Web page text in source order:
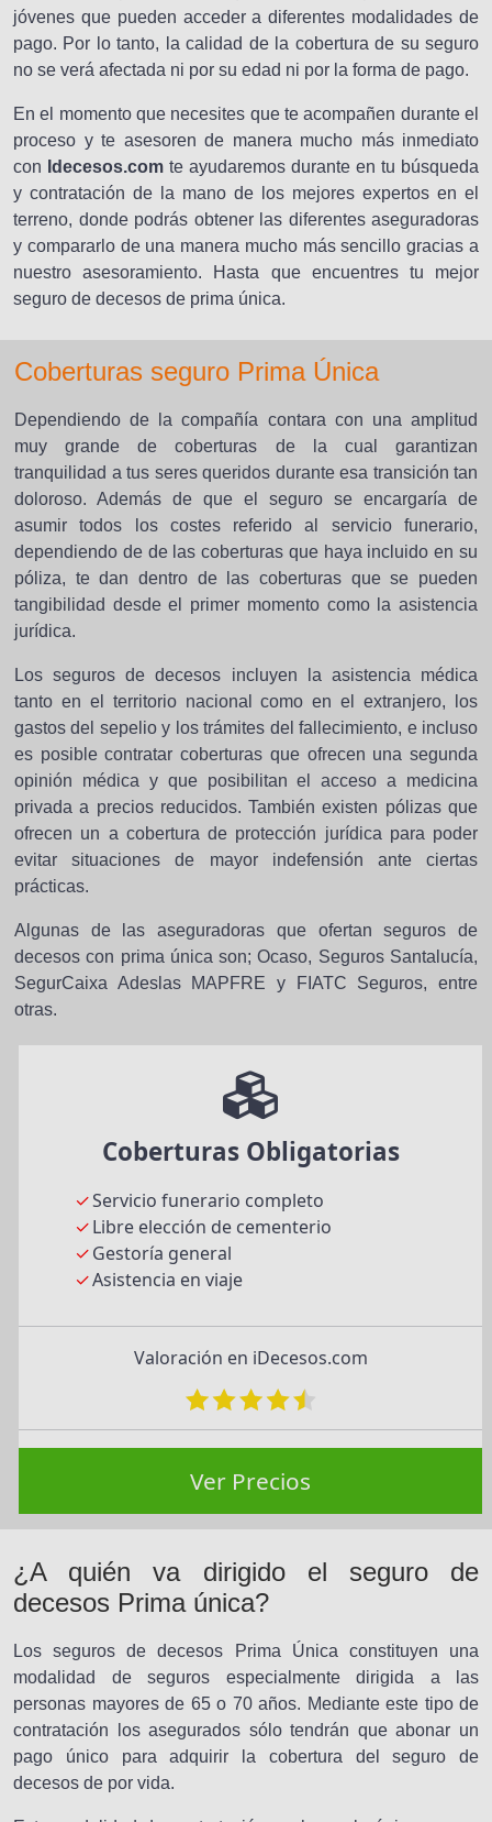
jóvenes que pueden acceder a diferentes modalidades de
pago. Por lo tanto, la calidad de la cobertura de su seguro
no se verá afectada ni por su edad ni por la forma de pago.
En el momento que necesites que te acompañen durante el
proceso y te asesoren de manera mucho más inmediato
con Idecesos.com te ayudaremos durante en tu búsqueda
y contratación de la mano de los mejores expertos en el
terreno, donde podrás obtener las diferentes aseguradoras
y compararlo de una manera mucho más sencillo gracias a
nuestro asesoramiento. Hasta que encuentres tu mejor
seguro de decesos de prima única.
Coberturas seguro Prima Única
Dependiendo de la compañía contara con una amplitud
muy grande de coberturas de la cual garantizan
tranquilidad a tus seres queridos durante esa transición tan
doloroso. Además de que el seguro se encargaría de
asumir todos los costes referido al servicio funerario,
dependiendo de de las coberturas que haya incluido en su
póliza, te dan dentro de las coberturas que se pueden
tangibilidad desde el primer momento como la asistencia
jurídica.
Los seguros de decesos incluyen la asistencia médica
tanto en el territorio nacional como en el extranjero, los
gastos del sepelio y los trámites del fallecimiento, e incluso
es posible contratar coberturas que ofrecen una segunda
opinión médica y que posibilitan el acceso a medicina
privada a precios reducidos. También existen pólizas que
ofrecen un a cobertura de protección jurídica para poder
evitar situaciones de mayor indefensión ante ciertas
prácticas.
Algunas de las aseguradoras que ofertan seguros de
decesos con prima única son; Ocaso, Seguros Santalucía,
SegurCaixa Adeslas MAPFRE y FIATC Seguros, entre
otras.
Coberturas Obligatorias
Servicio funerario completo
Libre elección de cementerio
Gestoría general
Asistencia en viaje
Valoración en iDecesos.com
Ver Precios
¿A quién va dirigido el seguro de
decesos Prima única?
Los seguros de decesos Prima Única constituyen una
modalidad de seguros especialmente dirigida a las
personas mayores de 65 o 70 años. Mediante este tipo de
contratación los asegurados sólo tendrán que abonar un
pago único para adquirir la cobertura del seguro de
decesos de por vida.